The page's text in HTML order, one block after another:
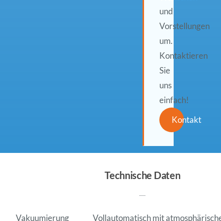
und
Vorstellungen
um.
Kontaktieren
Sie
uns
einfach!
Kontakt
Technische Daten
Vakuumierung Vollautomatisch mit